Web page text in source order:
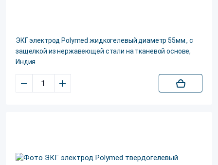
ЭКГ электрод Polуmed жидкогелевый диаметр 55мм., с
защелкой из нержавеющей стали на тканевой основе,
Индия
– +